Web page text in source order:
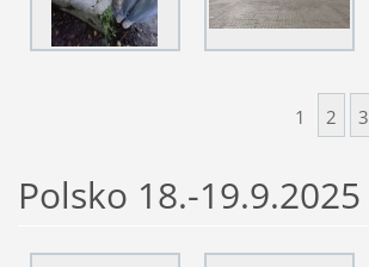
1 2 3
Polsko 18.-19.9.2025